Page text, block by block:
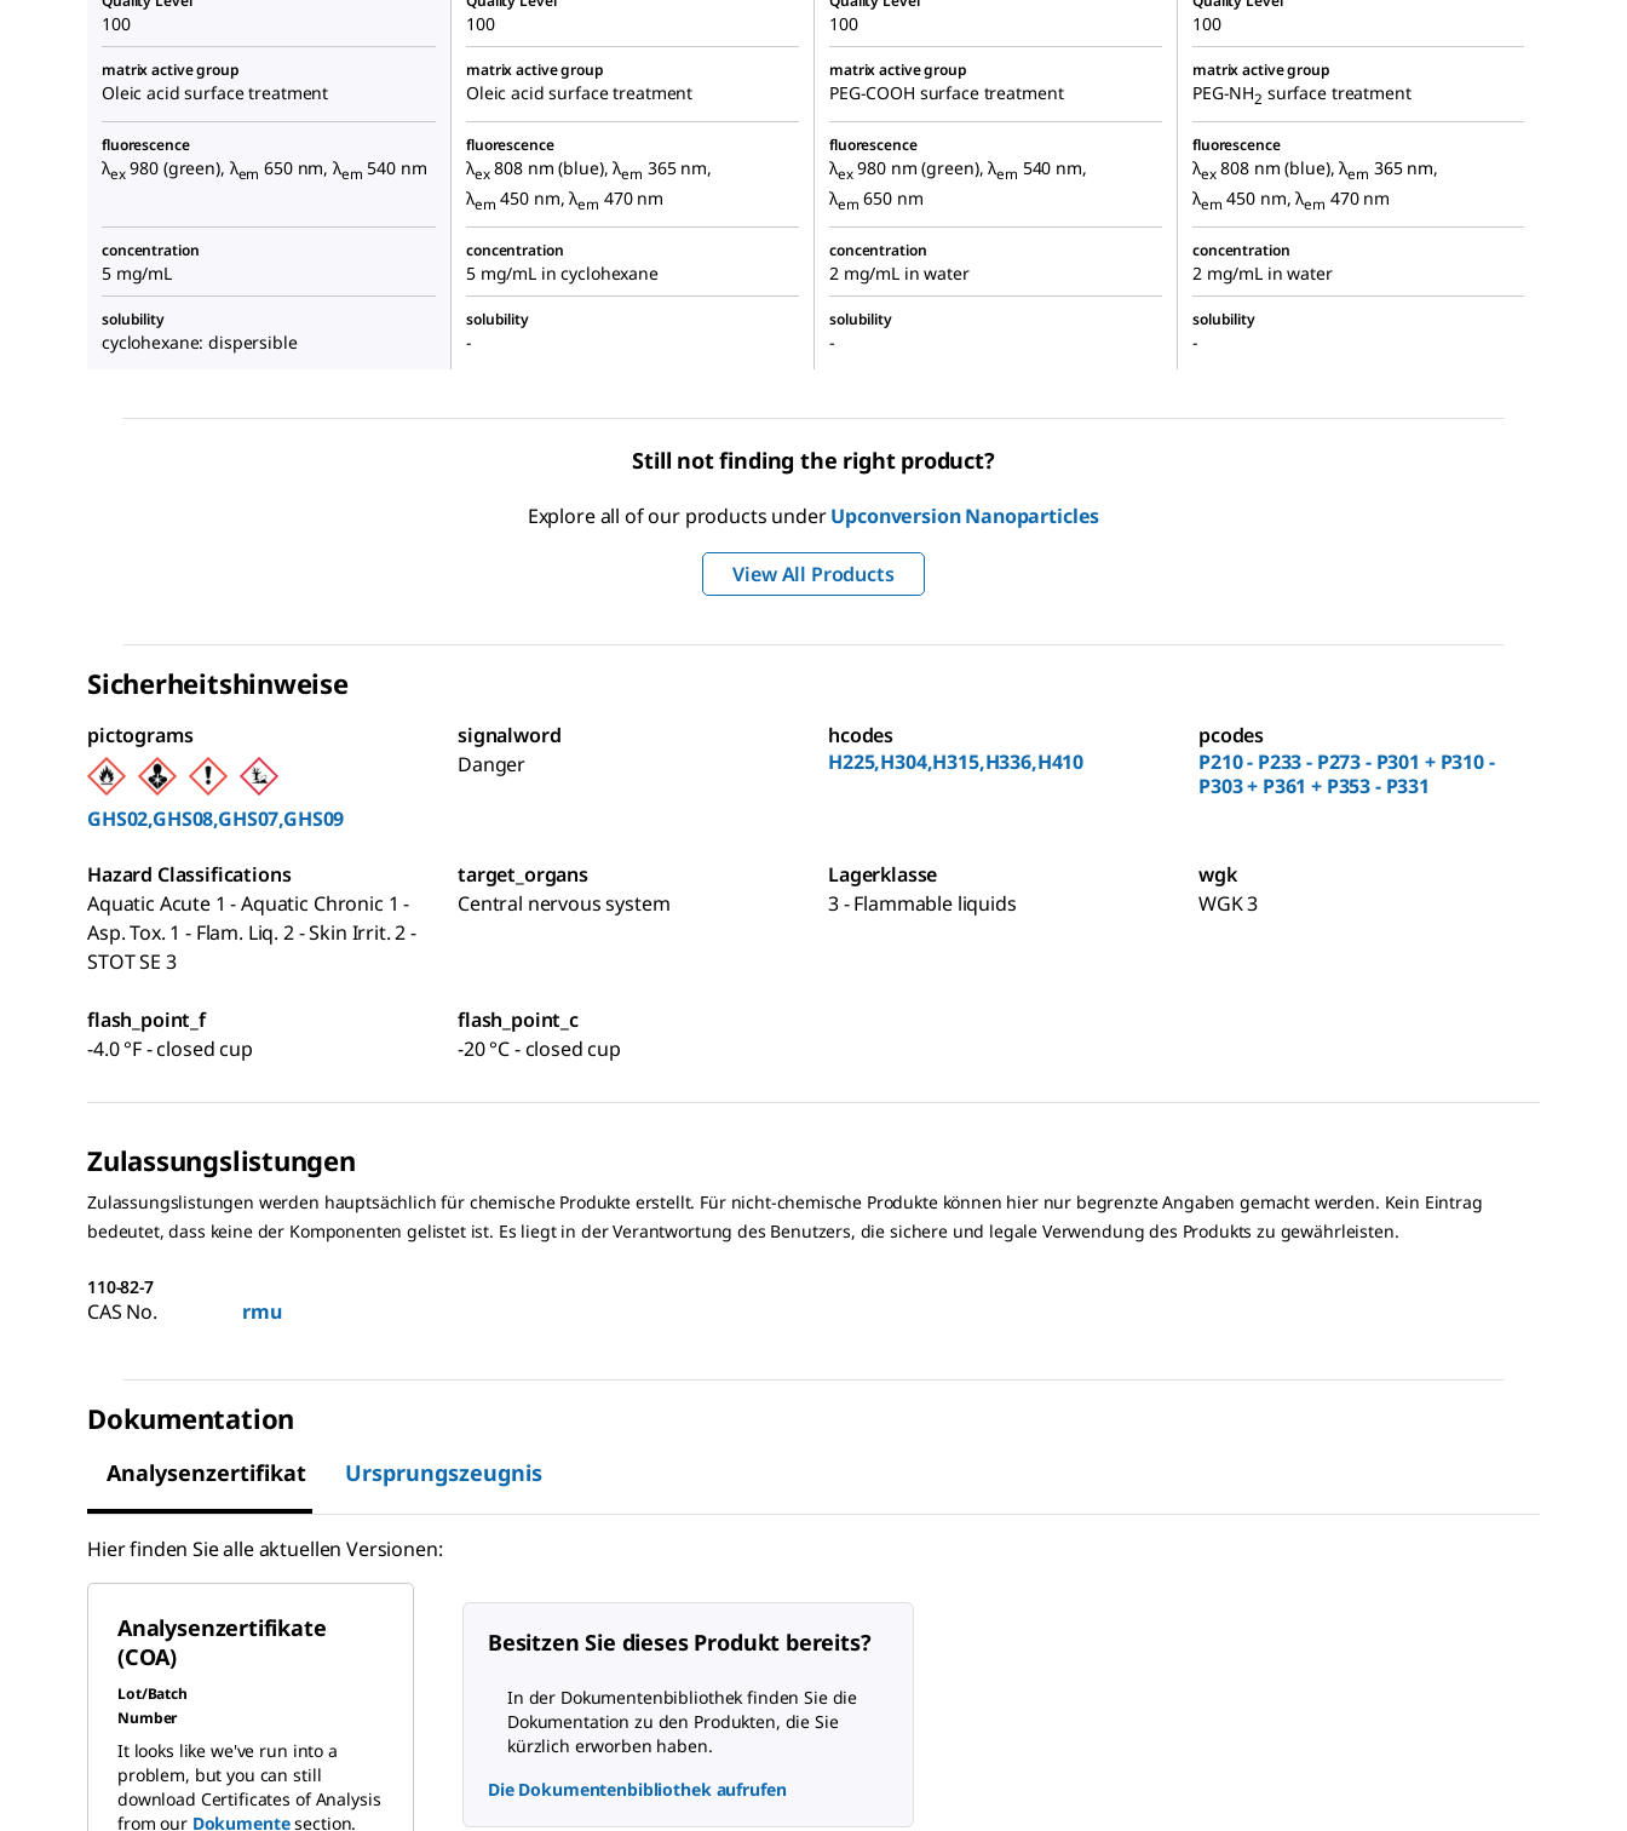
100 100 100 100
matrix active group
Oleic acid surface treatment
matrix active group
Oleic acid surface treatment
matrix active group
PEG-COOH surface treatment
matrix active group
PEG-NH2 surface treatment
fluorescence
λex980 (green), λem 650 nm, λem 540 nm
fluorescence
λex808 nm (blue), λem 365 nm,
λem 450 nm, λem 470 nm
fluorescence
λex980 nm (green), λem 540 nm,
λem 650 nm
fluorescence
λex808 nm (blue), λem 365 nm,
λem 450 nm, λem 470 nm
concentration
5 mg/mL
concentration
5 mg/mL in cyclohexane
concentration
2 mg/mL in water
concentration
2 mg/mL in water
solubility
cyclohexane: dispersible
solubility
-
solubility
-
solubility
-
Still not finding the right product?
Explore all of our products underUpconversion Nanoparticles
View All Products
Sicherheitshinweise
pictograms
GHS02,GHS08,GHS07,GHS09
signalword
Danger
hcodes
H225,H304,H315,H336,H410
pcodes
P210 - P233 - P273 - P301 + P310 -
P303 + P361 + P353 - P331
Hazard Classifications
Aquatic Acute 1 - Aquatic Chronic 1 -
Asp. Tox. 1 - Flam. Liq. 2 - Skin Irrit. 2 -
STOT SE 3
target_organs
Central nervous system
Lagerklasse
3 - Flammable liquids
wgk
WGK 3
flash_point_f
-4.0 °F - closed cup
flash_point_c
-20 °C - closed cup
Zulassungslistungen
Zulassungslistungen werden hauptsächlich für chemische Produkte erstellt. Für nicht-chemische Produkte können hier nur begrenzte Angaben gemacht werden. Kein Eintrag
bedeutet, dass keine der Komponenten gelistet ist. Es liegt in der Verantwortung des Benutzers, die sichere und legale Verwendung des Produkts zu gewährleisten.
110-82-7
CAS No. rmu
Dokumentation
Analysenzertifikat Ursprungszeugnis
Hier finden Sie alle aktuellen Versionen:
Analysenzertifikate
(COA)
Lot/Batch
Number
It looks like we've run into a
problem, but you can still
download Certificates of Analysis
from our Dokumentesection.
Besitzen Sie dieses Produkt bereits?
In der Dokumentenbibliothek finden Sie die
Dokumentation zu den Produkten, die Sie
kürzlich erworben haben.
Die Dokumentenbibliothek aufrufen